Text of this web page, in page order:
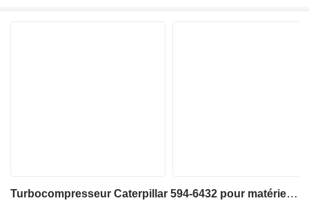
Turbocompresseur Caterpillar 594-6432 pour matériel de TP